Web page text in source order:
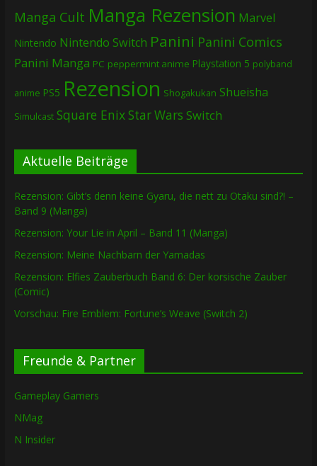
Manga Cult Manga Rezension Marvel
Nintendo Nintendo Switch Panini Panini Comics
Panini Manga PC peppermint anime Playstation 5 polyband
anime PS5 Rezension Shogakukan Shueisha
Simulcast Square EnixStar Wars Switch
Aktuelle Beiträge
Rezension: Gibt’s denn keine Gyaru, die nett zu Otaku sind?! –
Band 9 (Manga)
Rezension: Your Lie in April – Band 11 (Manga)
Rezension: Meine Nachbarn der Yamadas
Rezension: Elfies Zauberbuch Band 6: Der korsische Zauber
(Comic)
Vorschau: Fire Emblem: Fortune’s Weave (Switch 2)
Freunde & Partner
Gameplay Gamers
NMag
N Insider